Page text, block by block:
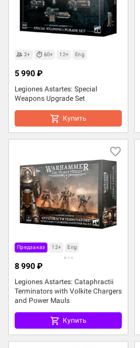
2+ 60+ 12+ Eng
Legiones Astartes: Special
Weapons Upgrade Set
5 990 ₽
Купить
Предзаказ 12+ Eng
Legiones Astartes: Cataphractii
Terminators with Volkite Chargers
and Power Mauls
8 990 ₽
Купить